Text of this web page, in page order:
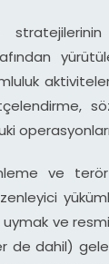
ve
ve
de dahil)